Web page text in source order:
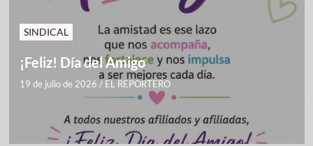
SINDICAL
¡Feliz! Día del Amigo
19 de julio de 2026 / EL REPORTERO